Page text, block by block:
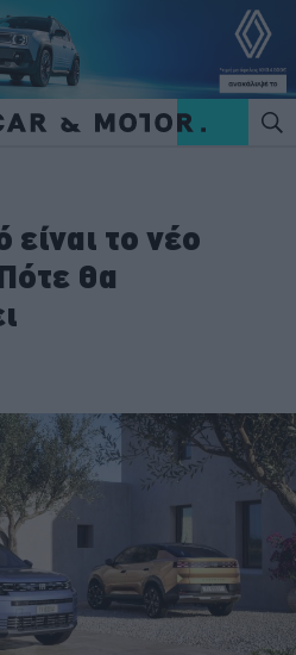
το νέο
θα